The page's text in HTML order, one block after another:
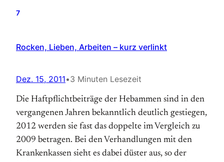
7
Rocken, Lieben, Arbeiten – kurz verlinkt
Dez. 15, 2011•3 Minuten Lesezeit
Die Haftpflichtbeiträge der Hebammen sind in den
vergangenen Jahren bekanntlich deutlich gestiegen,
2012 werden sie fast das doppelte im Vergleich zu
2009 betragen. Bei den Verhandlungen mit den
Krankenkassen sieht es dabei düster aus, so der